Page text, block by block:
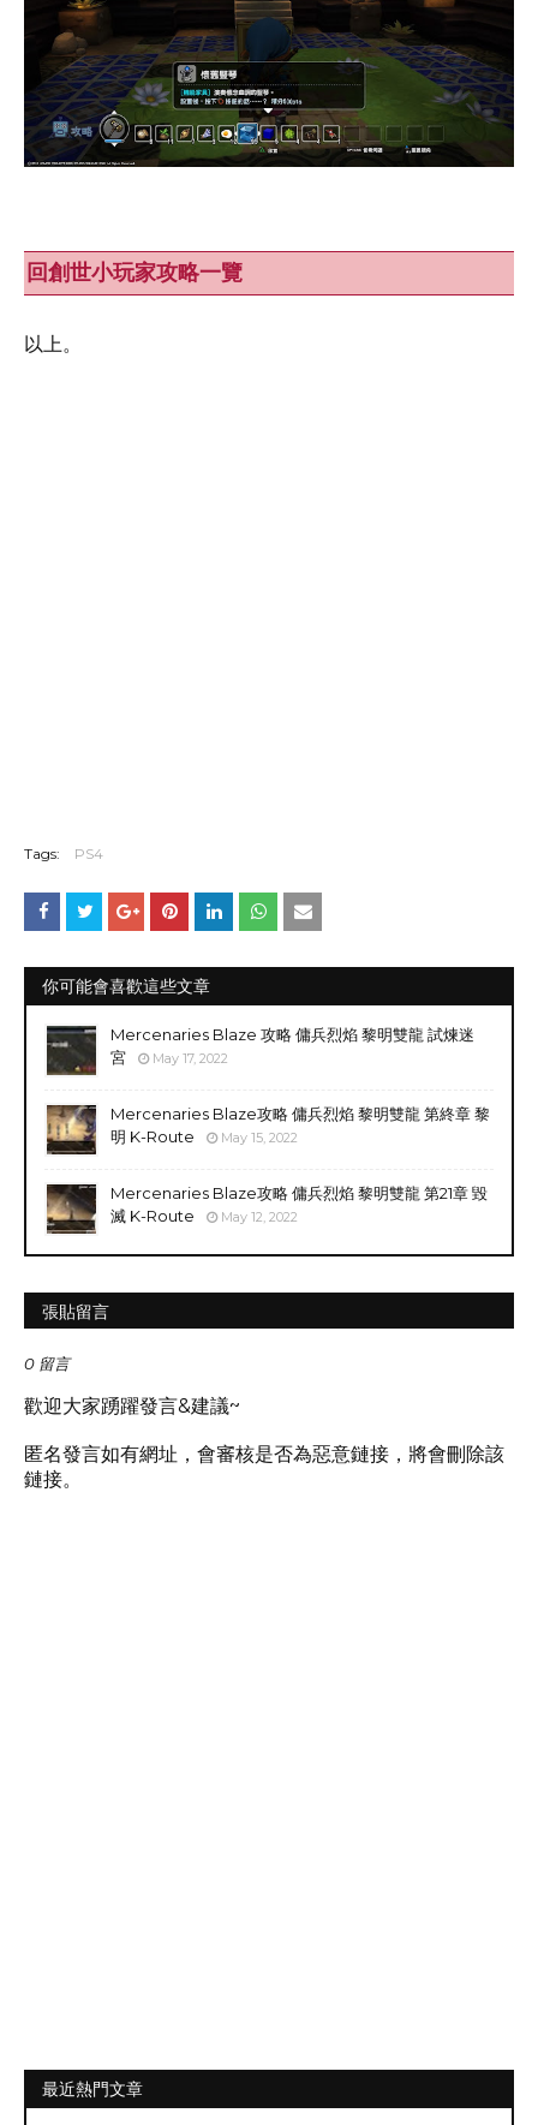
回創世小玩家攻略一覽
以上。
Tags: PS4
你可能會喜歡這些文章
Mercenaries Blaze 攻略 傭兵烈焰 黎明雙龍 試煉迷
宮
May 17, 2022
Mercenaries Blaze攻略 傭兵烈焰 黎明雙龍 第終章 黎
明 K-Route
May 15, 2022
Mercenaries Blaze攻略 傭兵烈焰 黎明雙龍 第21章 毀
滅 K-Route
May 12, 2022
張貼留言
0 留言
歡迎大家踴躍發言&建議~
匿名發言如有網址，會審核是否為惡意鏈接，將會刪除該
鏈接。
最近熱門文章